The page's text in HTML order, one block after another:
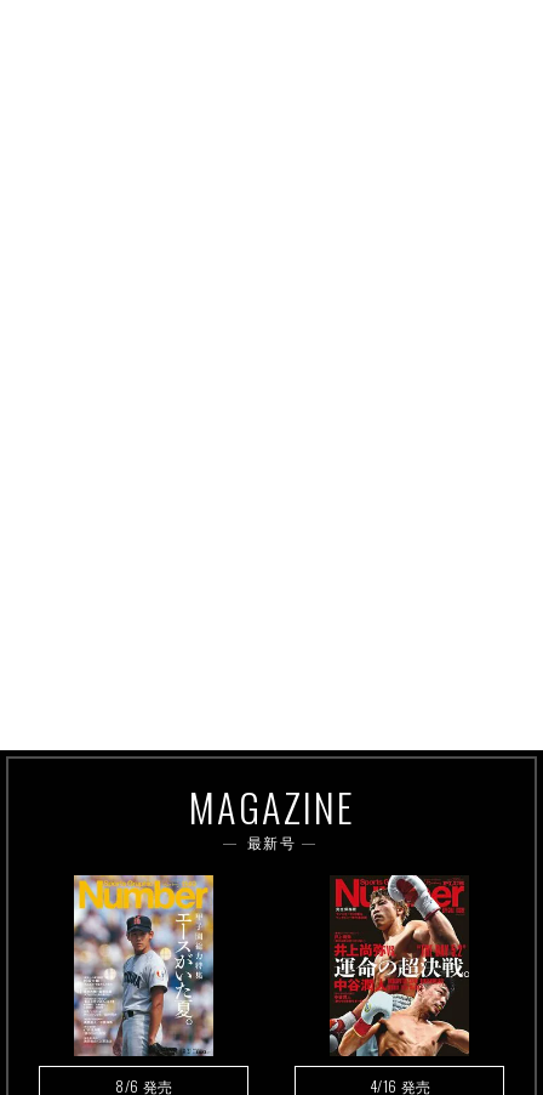
MAGAZINE
最新号
8/6 発売 4/16 発売